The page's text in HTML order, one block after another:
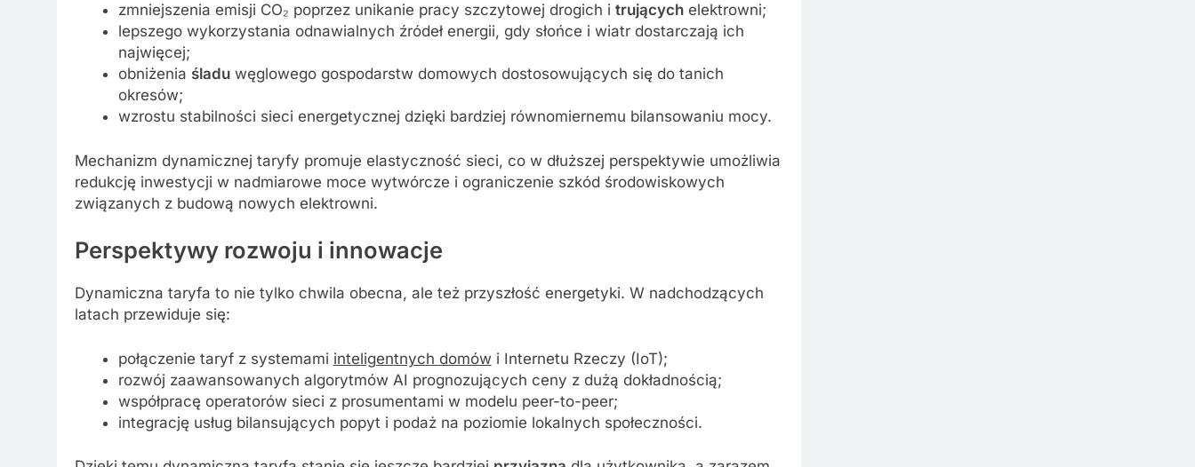
zmniejszenia emisji CO₂ poprzez unikanie pracy szczytowej drogich i trującychelektrowni;
lepszego wykorzystania odnawialnych źródeł energii, gdy słońce i wiatr dostarczają ich
najwięcej;
obniżenia śladuwęglowego gospodarstw domowych dostosowujących się do tanich
okresów;
wzrostu stabilności sieci energetycznej dzięki bardziej równomiernemu bilansowaniu mocy.
Mechanizm dynamicznej taryfy promuje elastyczność sieci, co w dłuższej perspektywie umożliwia
redukcję inwestycji w nadmiarowe moce wytwórcze i ograniczenie szkód środowiskowych
związanych z budową nowych elektrowni.
Perspektywy rozwoju i innowacje
Dynamiczna taryfa to nie tylko chwila obecna, ale też przyszłość energetyki. W nadchodzących
latach przewiduje się:
połączenie taryf z systemami inteligentnych domów i Internetu Rzeczy (IoT);
rozwój zaawansowanych algorytmów AI prognozujących ceny z dużą dokładnością;
współpracę operatorów sieci z prosumentami w modelu peer-to-peer;
integrację usług bilansujących popyt i podaż na poziomie lokalnych społeczności.